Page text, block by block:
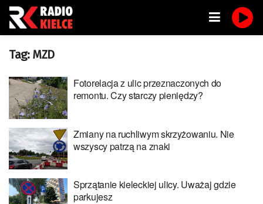
Tag: MZD
Fotorelacja z ulic przeznaczonych do
remontu. Czy starczy pieniędzy?
Zmiany na ruchliwym skrzyżowaniu. Nie
wszyscy patrzą na znaki
Sprzątanie kieleckiej ulicy. Uważaj gdzie
parkujesz